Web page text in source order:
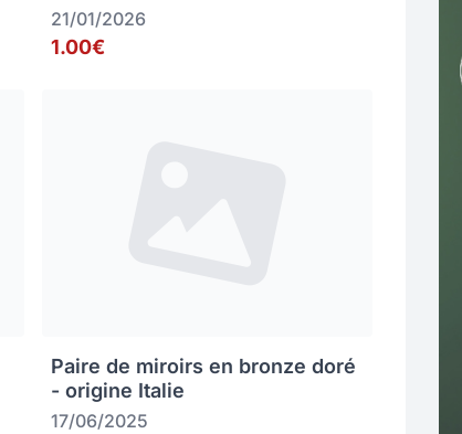
21/01/2026
1.00€
Paire de miroirs en bronze doré
- origine Italie
17/06/2025